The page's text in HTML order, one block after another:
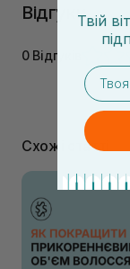
Відгуки
0 Відгуків
Схожі статті
Твій
email